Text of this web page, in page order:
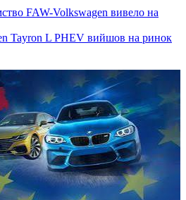
Tayron L PHEV вийшов на ринок